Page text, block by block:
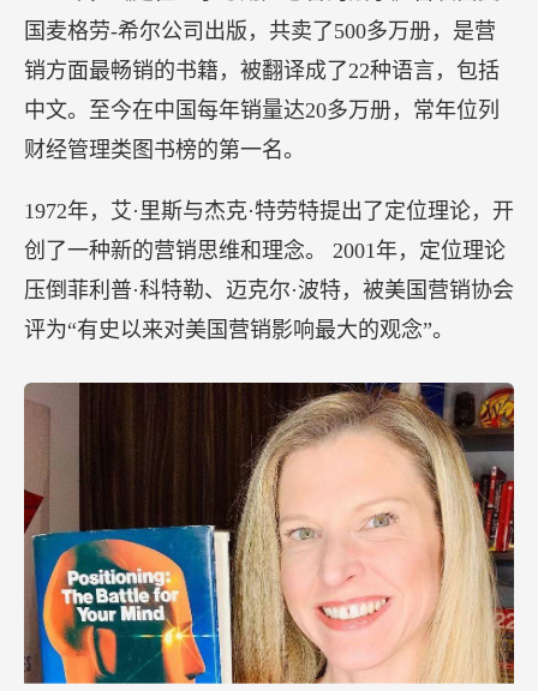
国麦格劳-希尔公司出版，共卖了500多万册，是营
销方面最畅销的书籍，被翻译成了22种语言，包括
中文。至今在中国每年销量达20多万册，常年位列
财经管理类图书榜的第一名。
1972年，艾·里斯与杰克·特劳特提出了定位理论，开
创了一种新的营销思维和理念。 2001年，定位理论
压倒菲利普·科特勒、迈克尔·波特，被美国营销协会
评为“有史以来对美国营销影响最大的观念”。